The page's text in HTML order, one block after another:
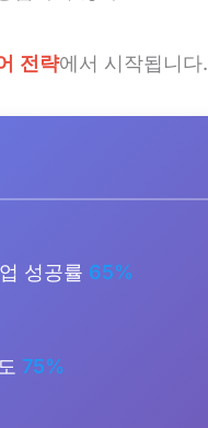
전략에서 시작됩니다.
성공률 65%
75%